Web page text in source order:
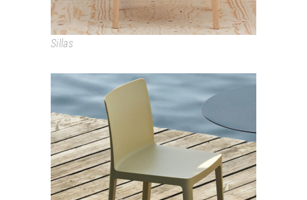
Sillas
ÉLÉMENTAIRE